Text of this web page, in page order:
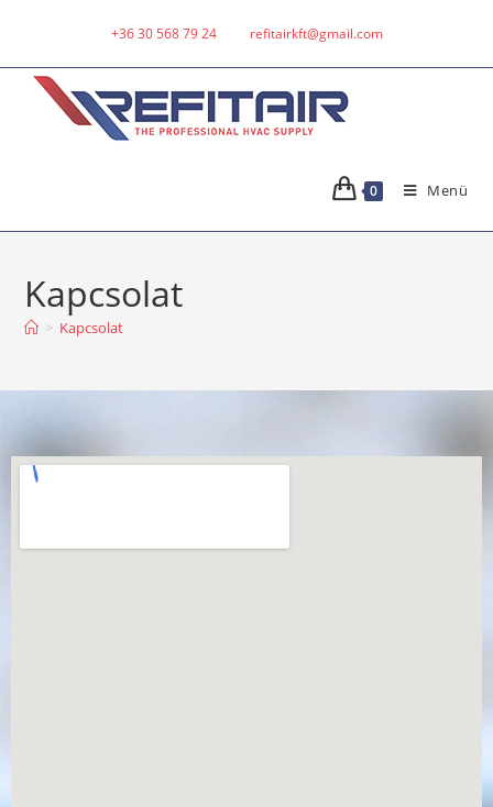
+36 30 568 79 24 refitairkft@gmail.com
0 Menü
Kapcsolat
> Kapcsolat